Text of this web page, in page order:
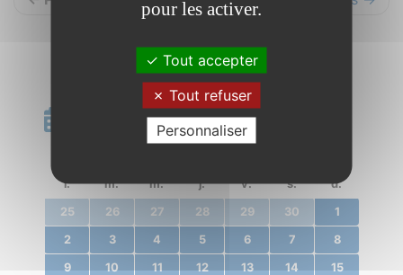
Calendrier
l.
m. m. j. v. s. d.
25 26 27 28 29 30 1
2 3 4 5 6 7 8
9 10 11 12 13 14 15
pour les activer.
Tout accepter
Tout refuser
Personnaliser